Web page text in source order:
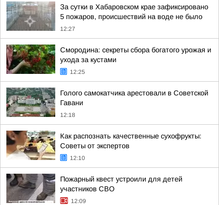
За сутки в Хабаровском крае зафиксировано
5 пожаров, происшествий на воде не было
12:27
Смородина: секреты сбора богатого урожая и
ухода за кустами
12:25
Голого самокатчика арестовали в Советской
Гавани
12:18
Как распознать качественные сухофрукты:
Советы от экспертов
12:10
Пожарный квест устроили для детей
участников СВО
12:09